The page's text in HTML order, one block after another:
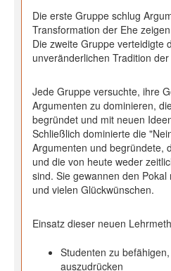
Die erste Gruppe schlug
Transformation der Ehe zeigen
Die zweite Gruppe verteidigte
unveränderlichen Tradition der
Jede Gruppe versuchte, ihre
Argumenten zu dominieren,
begründet und mit neuen
Schließlich dominierte die
Argumenten und begründete,
und die von heute weder
sind. Sie gewannen den
und vielen Glückwünschen.
Einsatz dieser neuen
Studenten zu
auszudrücken